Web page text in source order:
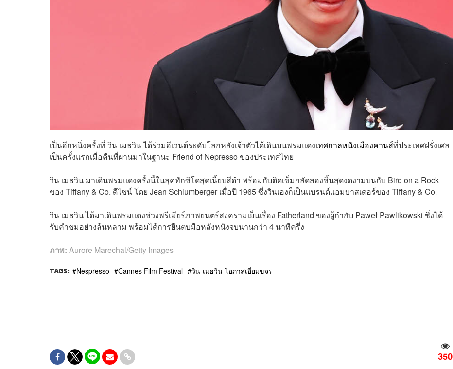
เป็นอีกหนึ่งครั้งที่ วิน เมธวิน ได้ร่วมอีเวนต์ระดับโลกหลังเจ้าตัวได้เดินบนพรมแดงเทศกาลหนังเมืองคานส์ที่ประเทศฝรั่งเศล
เป็นครั้งแรกเมื่อคืนที่ผ่านมาในฐานะ Friend of Nepresso ของประเทศไทย
วิน เมธวิน มาเดินพรมแดงครั้งนี้ในลุคทักซิโดสุดเนี้ยบสีดำ พร้อมกับติดเข็มกลัดสองชิ้นสุดงดงามบนกับ Bird on a Rock
ของ Tiffany & Co. ดีไซน์ โดย Jean Schlumberger เมื่อปี 1965 ซึ่งวินเองก็เป็นแบรนด์แอมบาสเดอร์ของ Tiffany & Co.
วิน เมธวิน ได้มาเดินพรมแดงช่วงพรีเมียร์ภาพยนตร์สงครามเย็นเรื่อง Fatherland ของผู้กำกับ Paweł Pawlikowski ซึ่งได้
รับคำชมอย่างล้นหลาม พร้อมได้การยืนตบมือหลังหนังจบนานกว่า 4 นาทีครึ่ง
ภาพ: Aurore Marechal/Getty Images
TAGS: Nespresso Cannes Film Festival วิน-เมธวิน โอภาสเอี่ยมขจร
350